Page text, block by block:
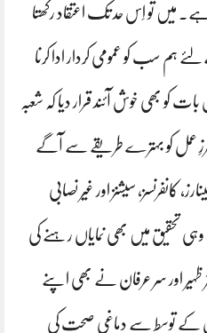
میں تو اِس حد تک اعتقاد رکھتا
سب کو عمومی کردار ادا کرنا
کو بھی خوش آئند قرار دیا کہ شعبہ
طرزِ عمل کو بہترے طریقے سے آگے
کانفرنسز، سیشنز اور غیر نصابی
تحقیق میں بھی نمایاں رہنے کی
ظہیر اور سر عرفان نے بھی اپنے
کے توسط سے دماغی صحت کی